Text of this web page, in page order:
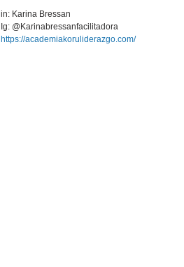
in: Karina Bressan
Ig: @Karinabressanfacilitadora
https://academiakoruliderazgo.com/